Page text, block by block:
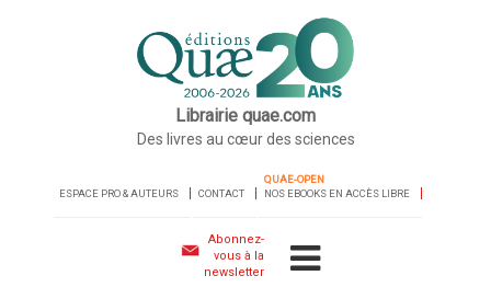
Librairie quae.com
Des livres au cœur des sciences
ESPACE PRO & AUTEURS CONTACT
QUAE-OPEN
NOS EBOOKS EN ACCÈS LIBRE
Abonnez-
vous à la
newsletter